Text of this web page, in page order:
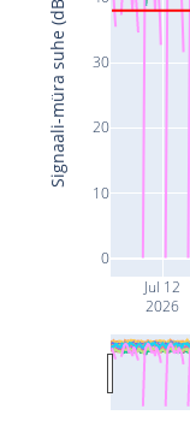
Jul 12
2026
0
10
20
30
Signaali-müra suhe (dB)